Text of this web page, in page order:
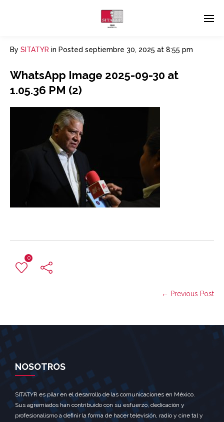
By SITATYR in Posted septiembre 30, 2025 at 8:55 pm
WhatsApp Image 2025-09-30 at
1.05.36 PM (2)
0
← Previous Post
NOSOTROS
SITATYR es pilar en el desarrollo de las comunicaciones en México.
Sus agremiados han contribuido con su esfuerzo, dedicación y
profesionalismo a definir la forma de hacer televisión, radio y cine tal y